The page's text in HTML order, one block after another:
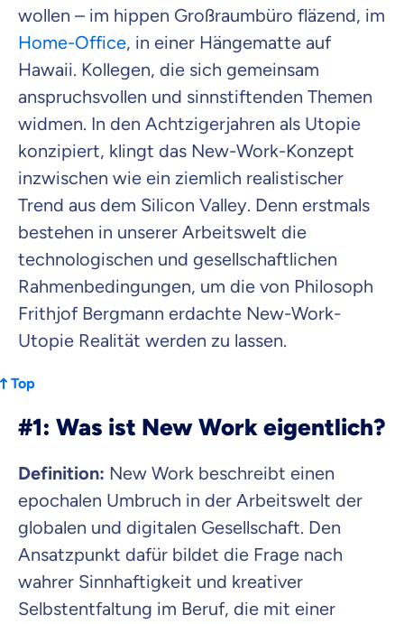
wollen – im hippen Großraumbüro fläzend, im
Home-Office, in einer Hängematte auf
Hawaii. Kollegen, die sich gemeinsam
anspruchsvollen und sinnstiftenden Themen
widmen. In den Achtzigerjahren als Utopie
konzipiert, klingt das New-Work-Konzept
inzwischen wie ein ziemlich realistischer
Trend aus dem Silicon Valley. Denn erstmals
bestehen in unserer Arbeitswelt die
technologischen und gesellschaftlichen
Rahmenbedingungen, um die von Philosoph
Frithjof Bergmann erdachte New-Work-
Utopie Realität werden zu lassen.
Top
#1: Was ist New Work eigentlich?
Definition: New Work beschreibt einen
epochalen Umbruch in der Arbeitswelt der
globalen und digitalen Gesellschaft. Den
Ansatzpunkt dafür bildet die Frage nach
wahrer Sinnhaftigkeit und kreativer
Selbstentfaltung im Beruf, die mit einer
Zahnzusatz
Versicherung
Krankenhaus
Versicherung
Mit dem Abschicken meiner Daten erkläre ich meine Einwilligung
Weiter zu deinen Informationen